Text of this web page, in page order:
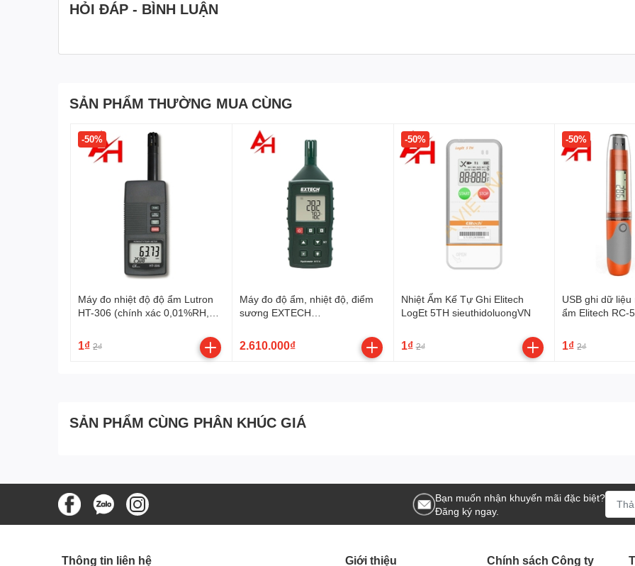
HỎI ĐÁP - BÌNH LUẬN
SẢN PHẨM THƯỜNG MUA CÙNG
-50%
Máy đo nhiệt độ độ ẩm Lutron
HT-306 (chính xác 0,01%RH,
1₫ 2₫
Máy đo độ ẩm, nhiệt độ, điểm
sương EXTECH
2.610.000₫
-50%
Nhiệt Ẩm Kế Tự Ghi Elitech
LogEt 5TH sieuthidoluongVN
1₫ 2₫
-50%
USB ghi dữ
ẩm Elitech RC-
1₫ 2₫
SẢN PHẨM CÙNG PHÂN KHÚC GIÁ
Bạn muốn nhận khuyến mãi đặc biệt?
Đăng ký ngay.
Thông tin liên hệ Giới thiệu Chính sách Công ty